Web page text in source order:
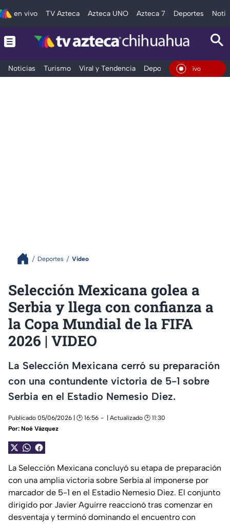
en vivo TV Azteca Azteca UNO Azteca 7 Deportes
Noticias Turismo Viral y Tendencia Deportes Espectáculos
En Vivo
Deportes Video
Selección Mexicana golea a
Serbia y llega con confianza a
la Copa Mundial de la FIFA
2026 | VIDEO
La Selección Mexicana cerró su preparación
con una contundente victoria de 5-1 sobre
Serbia en el Estadio Nemesio Diez.
Publicado 05/06/2026 | 🕑 16:56
| Actualizado 🕑 11:30
Por: Noé Vázquez
La Selección Mexicana concluyó su etapa de preparación
con una amplia victoria sobre Serbia al imponerse por
marcador de 5-1 en el Estadio Nemesio Diez. El conjunto
dirigido por Javier Aguirre reaccionó tras comenzar en
desventaja y terminó dominando el encuentro con